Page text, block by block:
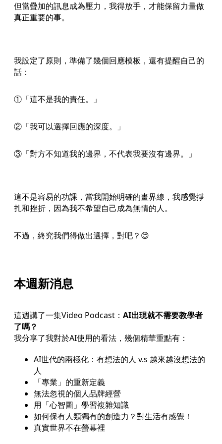
但當疊加的訊息成為壓力，我得放手，才能保留力量做
真正重要的事。
我設定了原則，準備了幾個回應模板，還有提醒自己的
話：
①「這不是我的責任。」
②「我可以選擇回應的深度。」
③「對方不知道我的邊界，不代表我要沒有邊界。」
這不是容易的功課，當我開始明確的畫界線，我感覺掙
扎和挫折，因為我不希望自己成為無情的人。
不過，終究我們得做出選擇，對吧？😊
本週新消息
這週講了一集Video Podcast： AI出現就不需要教學者
了嗎？
我分享了我對於AI使用的看法，幾個精華重點有：
AI世代的兩極化：有想法的人 v.s 越來越沒想法的
人
「專業」的重新定義
無法忽視的個人品牌經營
用「心智圖」學習複雜知識
如何保有人類獨有的創造力？對生活有感覺！
真實世界不在螢幕裡